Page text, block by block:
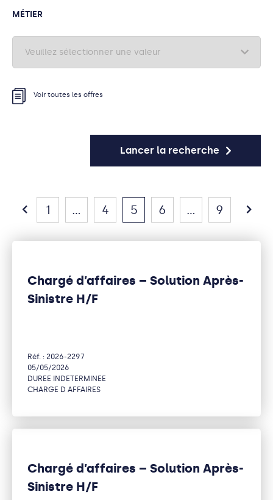
MÉTIER
Voir toutes les offres
Lancer la recherche
1 ... 4 5 6 ... 9
Chargé d’affaires – Solution Après-
Sinistre H/F
Réf. : 2026-2297
05/05/2026
DUREE INDETERMINEE
CHARGE D AFFAIRES
Chargé d’affaires – Solution Après-
Sinistre H/F